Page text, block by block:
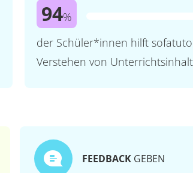
94%
der Schüler*innen hilft
Verstehen von
FEEDBACK GEBEN